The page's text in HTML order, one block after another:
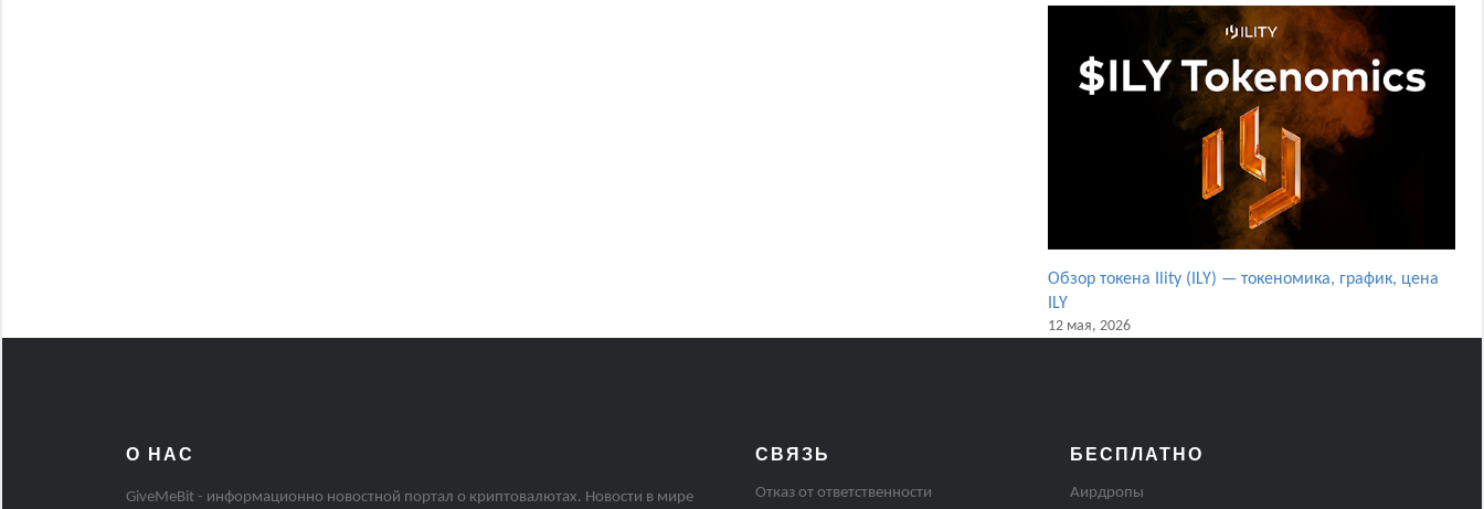
Обзор токена Ility (ILY) — токеномика, график, цена
ILY
12 мая, 2026
О НАС
GiveMeBit - информационно новостной портал о криптовалютах. Новости в мире
СВЯЗЬ
Отказ от ответственности
БЕСПЛАТНО
Аирдропы